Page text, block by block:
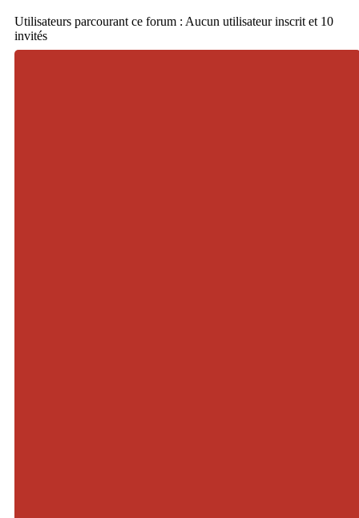
Utilisateurs parcourant ce forum : Aucun utilisateur inscrit et 10
invités